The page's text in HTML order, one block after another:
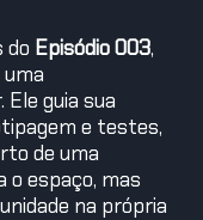
do Episódio 003,
guia sua
e testes,
de uma
o espaço, mas
na própria